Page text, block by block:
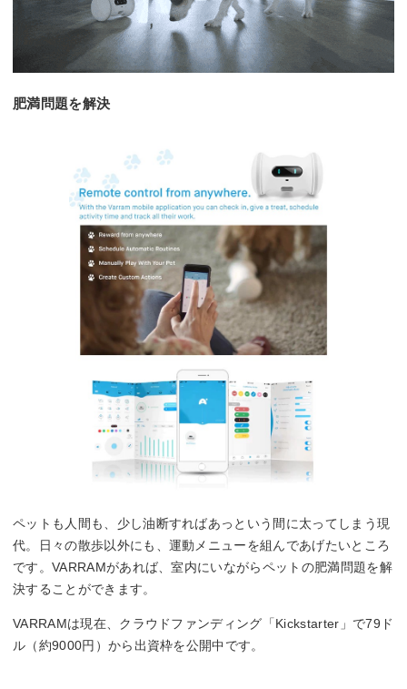
肥満問題を解決
ペットも人間も、少し油断すればあっという間に太ってしまう現
代。日々の散歩以外にも、運動メニューを組んであげたいところ
です。VARRAMがあれば、室内にいながらペットの肥満問題を解
決することができます。
VARRAMは現在、クラウドファンディング「Kickstarter」で79ド
ル（約9000円）から出資枠を公開中です。